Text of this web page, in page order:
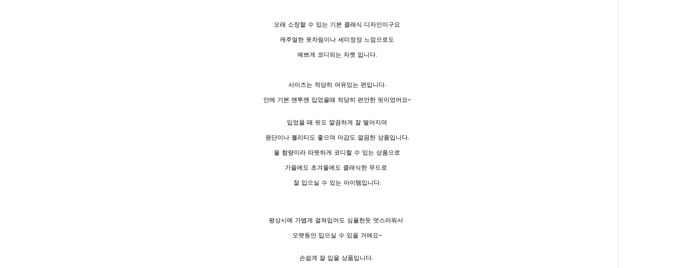
오래 소장할 수 있는 기본 클래식 디자인이구요
캐주얼한 옷차림이나 세미정장 느낌으로도
예쁘게 코디되는 자켓 입니다.
사이즈는 적당히 여유있는 편입니다.
안에 기본 맨투맨 입었을때 적당히 편안한 핏이었어요~
입었을 때 핏도 깔끔하게 잘 떨어지며
원단이나 퀄리티도 좋으며 마감도 깔끔한 상품입니다.
울 함량이라 따뜻하게 코디할 수 있는 상품으로
가을에도 초겨울에도 클래식한 무드로
잘 입으실 수 있는 아이템입니다.
평상시에 가볍게 걸쳐입어도 심플한듯 멋스러워서
오랫동안 입으실 수 있을 거에요~
손쉽게 잘 입을 상품입니다.